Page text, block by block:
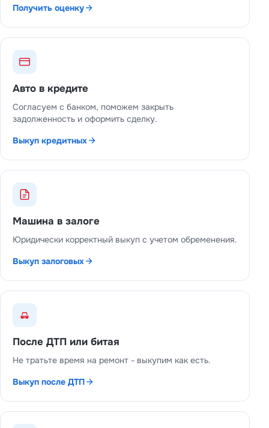
Получить оценку
Авто в кредите
Согласуем с банком, поможем закрыть
задолженность и оформить сделку.
Выкуп кредитных
Машина в залоге
Юридически корректный выкуп с учетом обременения.
Выкуп залоговых
После ДТП или битая
Не тратьте время на ремонт - выкупим как есть.
Выкуп после ДТП